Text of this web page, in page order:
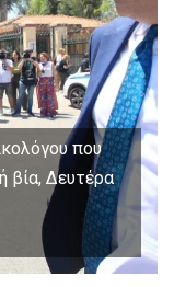
που
βία, Δευτέρα